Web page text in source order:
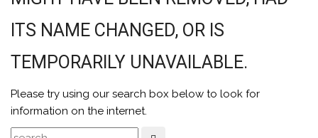
ITS NAME CHANGED, OR IS
TEMPORARILY UNAVAILABLE.
Please try using our search box below to look for
information on the internet.